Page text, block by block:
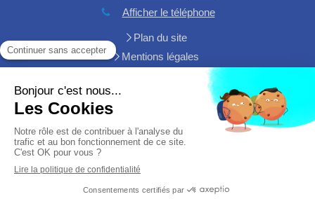
Afficher le téléphone
Plan du site
Mentions légales
Demander un devis
Création et référencement du site par Simplébo
Site créé grâce àHA PLUS PME